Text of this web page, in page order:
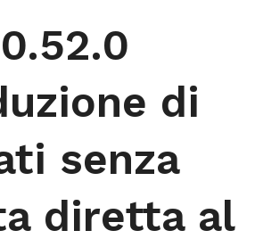
di
senza
diretta al